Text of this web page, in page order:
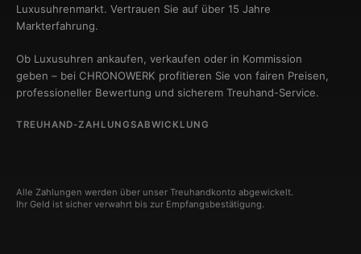
Luxusuhrenmarkt. Vertrauen Sie auf über 15 Jahre
Markterfahrung.
Ob Luxusuhren ankaufen, verkaufen oder in Kommission
geben – bei CHRONOWERK profitieren Sie von fairen Preisen,
professioneller Bewertung und sicherem Treuhand-Service.
TREUHAND-ZAHLUNGSABWICKLUNG
Alle Zahlungen werden über unser Treuhandkonto abgewickelt.
Ihr Geld ist sicher verwahrt bis zur Empfangsbestätigung.